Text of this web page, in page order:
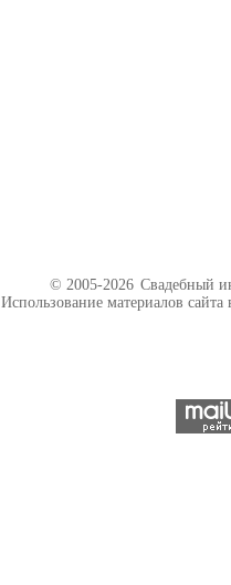
© 2005-2026 Свадебный
Использование материалов